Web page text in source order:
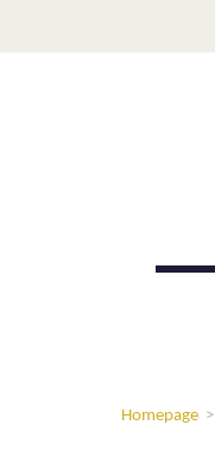
Homepage >